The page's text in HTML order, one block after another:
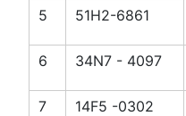
5 51H2-6861
6 34N7 - 4097
7 14F5 -0302